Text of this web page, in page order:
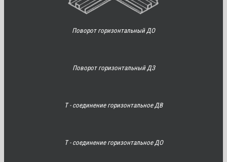
Поворот горизонтальный ДО
Поворот горизонтальный ДЗ
Т - соединение горизонтальное ДВ
Т - соединение горизонтальное ДО